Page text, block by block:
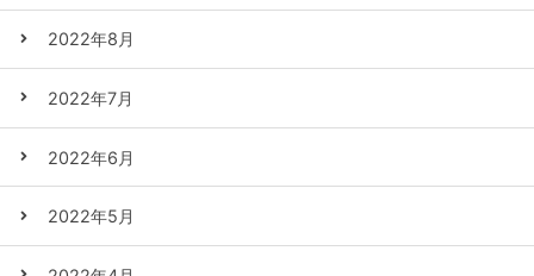
2022年8月
2022年7月
2022年6月
2022年5月